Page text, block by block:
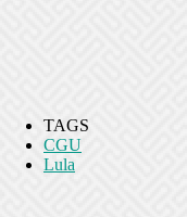
TAGS
CGU
Lula